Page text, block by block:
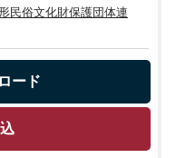
民俗文化財保護団体連
ード